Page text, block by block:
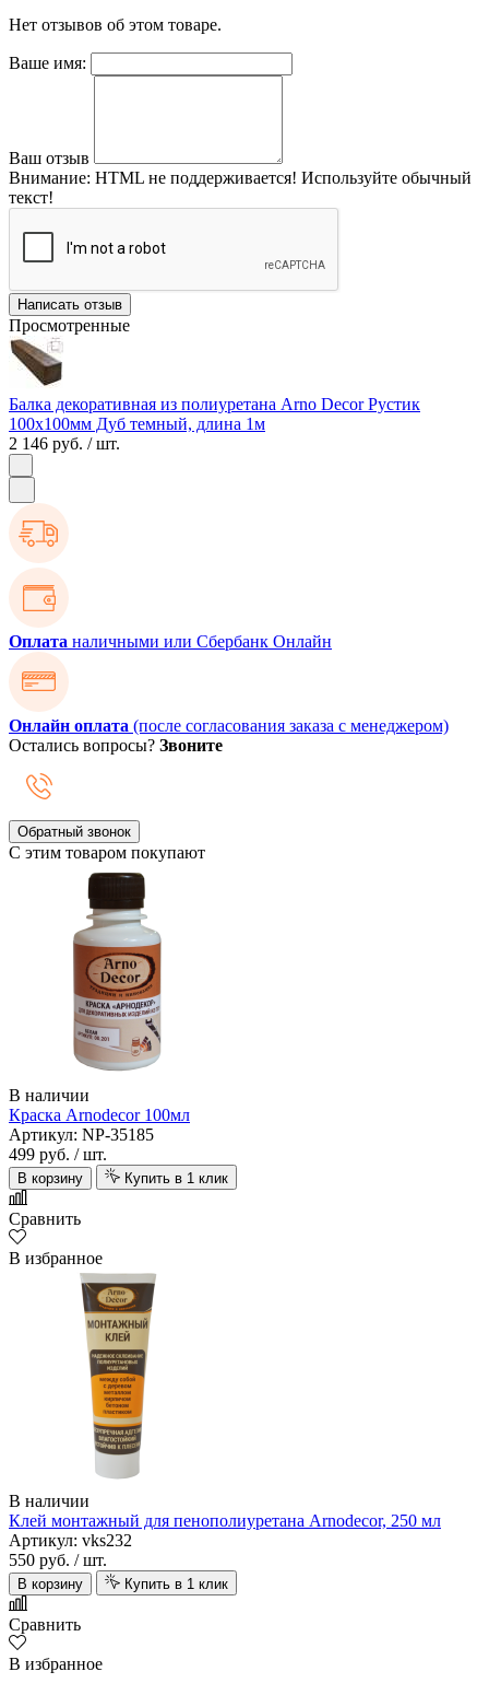
Нет отзывов об этом товаре.
Ваше имя:
Ваш отзыв
Внимание: HTML не поддерживается! Используйте обычный
текст!
Написать отзыв
Просмотренные
Балка декоративная из полиуретана Arno Decor Рустик
100х100мм Дуб темный, длина 1м
2 146 руб. / шт.
Оплата наличными или Сбербанк Онлайн
Онлайн оплата (после согласования заказа с менеджером)
Остались вопросы? Звоните
Обратный звонок
С этим товаром покупают
В наличии
Краска Arnodecor 100мл
Артикул: NP-35185
499 руб. / шт.
В корзину Купить в 1 клик
Сравнить
В избранное
В наличии
Клей монтажный для пенополиуретана Arnodecor, 250 мл
Артикул: vks232
550 руб. / шт.
В корзину Купить в 1 клик
Сравнить
В избранное